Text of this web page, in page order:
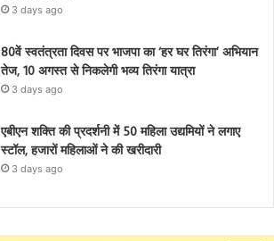
3 days ago
80वें स्वतंत्रता दिवस पर भाजपा का ‘हर घर तिरंगा’ अभियान
तेज, 10 अगस्त से निकलेगी भव्य तिरंगा यात्रा
3 days ago
एबीएन शक्ति की प्रदर्शनी में 50 महिला उद्यमियों ने लगाए
स्टॉल, हजारों महिलाओं ने की खरीदारी
3 days ago